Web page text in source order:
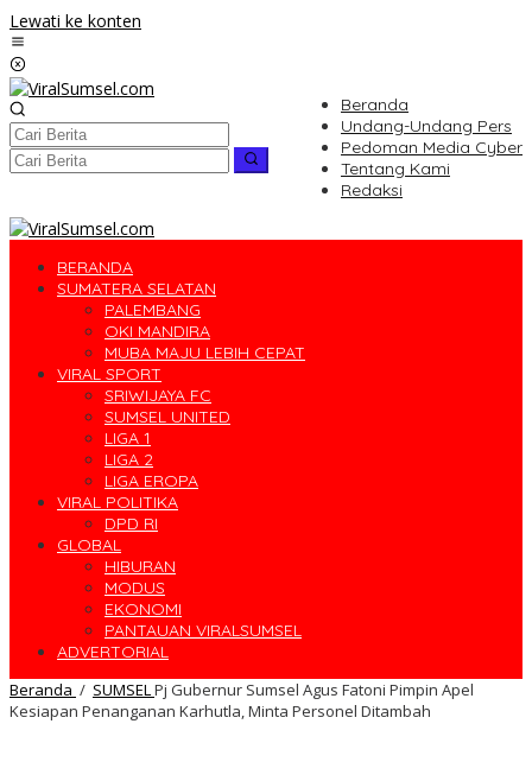
Lewati ke konten
Beranda
Undang-Undang Pers
Pedoman Media Cyber
Tentang Kami
Redaksi
BERANDA
SUMATERA SELATAN
PALEMBANG
OKI MANDIRA
MUBA MAJU LEBIH CEPAT
VIRAL SPORT
SRIWIJAYA FC
SUMSEL UNITED
LIGA 1
LIGA 2
LIGA EROPA
VIRAL POLITIKA
DPD RI
GLOBAL
HIBURAN
MODUS
EKONOMI
PANTAUAN VIRALSUMSEL
ADVERTORIAL
Beranda / SUMSELPj Gubernur Sumsel Agus Fatoni Pimpin Apel
Kesiapan Penanganan Karhutla, Minta Personel Ditambah